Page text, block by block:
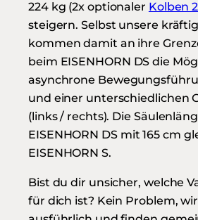
224 kg (2x optionaler Kolben
steigern. Selbst unsere
kommen damit an ihre
beim EISENHORN DS die
asynchrone
und einer unterschiedlichen
(links / rechts). Die
EISENHORN DS mit 165 cm
EISENHORN S.
Bist du dir unsicher, welche
für dich ist? Kein Problem,